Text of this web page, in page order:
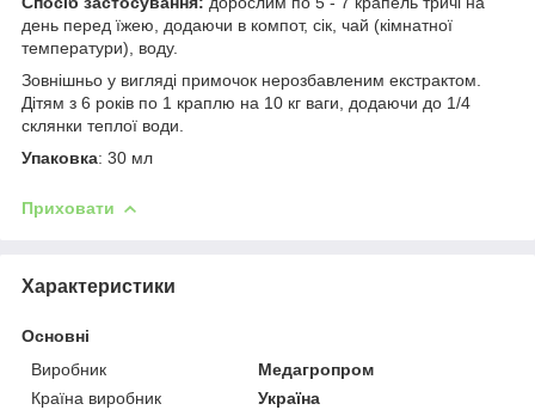
день перед їжею, додаючи в компот, сік, чай (кімнатної
температури), воду.
Зовнішньо у вигляді примочок нерозбавленим екстрактом.
Дітям з 6 років по 1 краплю на 10 кг ваги, додаючи до 1/4
склянки теплої води.
Упаковка: 30 мл
Приховати
Характеристики
Основні
Виробник
Медагропром
Країна виробник
Україна